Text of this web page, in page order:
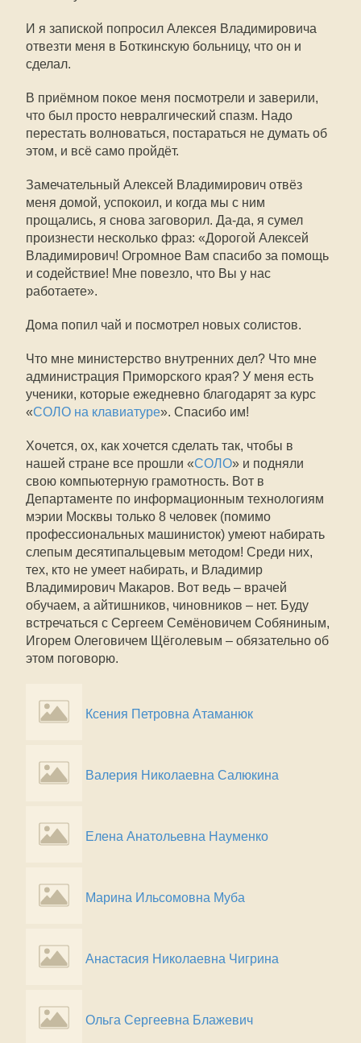
И я запиской попросил Алексея Владимировича
отвезти меня в Боткинскую больницу, что он и
сделал.
В приёмном покое меня посмотрели и заверили,
что был просто невралгический спазм. Надо
перестать волноваться, постараться не думать об
этом, и всё само пройдёт.
Замечательный Алексей Владимирович отвёз
меня домой, успокоил, и когда мы с ним
прощались, я снова заговорил. Да-да, я сумел
произнести несколько фраз: «Дорогой Алексей
Владимирович! Огромное Вам спасибо за помощь
и содействие! Мне повезло, что Вы у нас
работаете».
Дома попил чай и посмотрел новых солистов.
Что мне министерство внутренних дел? Что мне
администрация Приморского края? У меня есть
ученики, которые ежедневно благодарят за курс
«СОЛО на клавиатуре». Спасибо им!
Хочется, ох, как хочется сделать так, чтобы в
нашей стране все прошли «СОЛО» и подняли
свою компьютерную грамотность. Вот в
Департаменте по информационным технологиям
мэрии Москвы только 8 человек (помимо
профессиональных машинисток) умеют набирать
слепым десятипальцевым методом! Среди них,
тех, кто не умеет набирать, и Владимир
Владимирович Макаров. Вот ведь – врачей
обучаем, а айтишников, чиновников – нет. Буду
встречаться с Сергеем Семёновичем Собяниным,
Игорем Олеговичем Щёголевым – обязательно об
этом поговорю.
Ксения Петровна Атаманюк
Валерия Николаевна Салюкина
Елена Анатольевна Науменко
Марина Ильсомовна Муба
Анастасия Николаевна Чигрина
Ольга Сергеевна Блажевич